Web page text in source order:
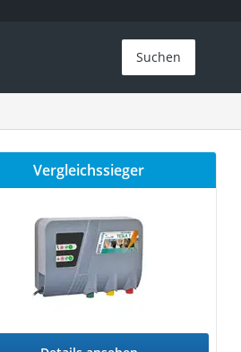
Suchen
Vergleichssieger